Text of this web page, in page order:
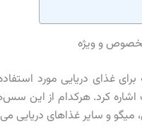
و ویژه
غذای دریایی مورد
کرد. هرکدام از این
میگو و سایر غذاهای دریایی